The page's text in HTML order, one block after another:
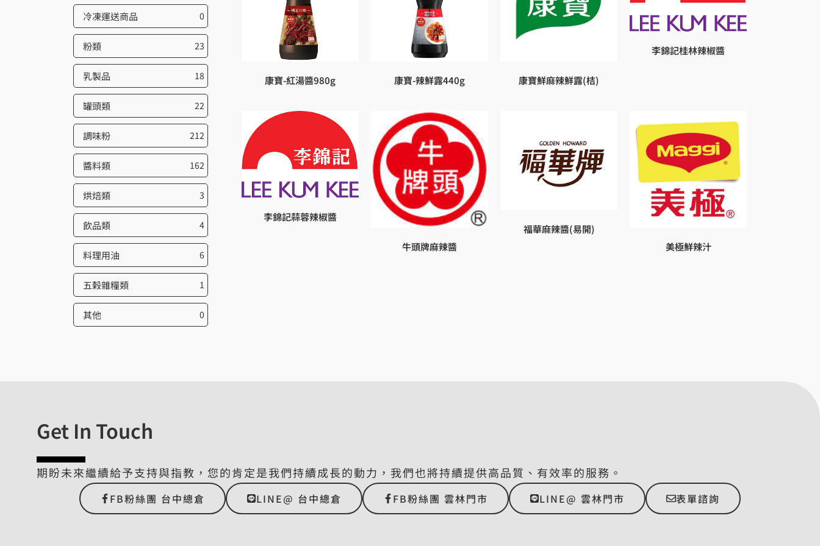
冷凍運送商品 0
粉類 23
乳製品 18
罐頭類 22
調味粉 212
醬料類 162
烘焙類 3
飲品類 4
料理用油 6
五榖雜糧類 1
其他 0
康寶-紅湯醬980g 康寶-辣鮮露440g 康寶鮮麻辣鮮露(桔)
李錦記桂林辣椒醬
李錦記蒜蓉辣椒醬
牛頭牌麻辣醬
福華麻辣醬(易開)
美極鮮辣汁
Get In Touch
期盼未來繼續給予支持與指教，您的肯定是我們持續成長的動力，我們也將持續提供高品質、有效率的服務。
FB粉絲團 台中總倉 LINE@ 台中總倉 FB粉絲團 雲林門市 LINE@ 雲林門市 表單諮詢